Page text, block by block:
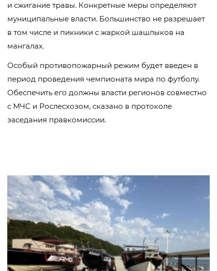
и сжигание травы. Конкретные меры определяют
муниципальные власти. Большинство не разрешает
в том числе и пикники с жаркой шашлыков на
мангалах.
Особый противопожарный режим будет введен в
период проведения чемпионата мира по футболу.
Обеспечить его должны власти регионов совместно
с МЧС и Рослесхозом, сказано в протоколе
заседания правкомиссии.